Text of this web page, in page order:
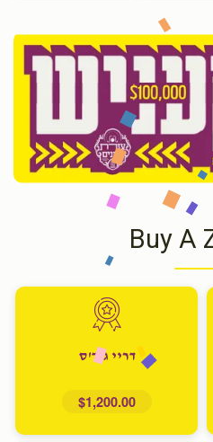
Buy A
דריי גוד'ס
$1,200.00